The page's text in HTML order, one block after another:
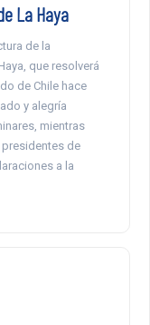
La Haya
de la
que resolverá
de Chile hace
y alegría
mientras
de
a la